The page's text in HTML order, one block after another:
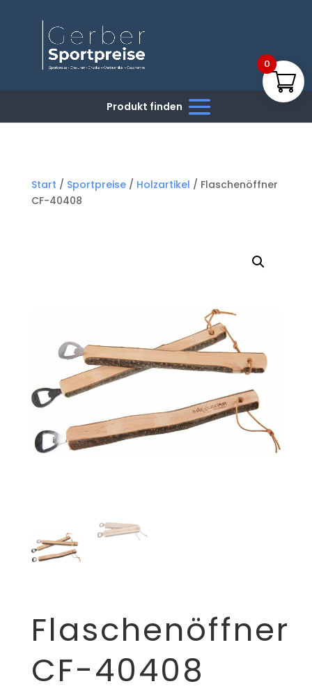
Start / Sportpreise/ Holzartikel / Flaschenöffner
CF-40408
Flaschenöffner
CF-40408
0